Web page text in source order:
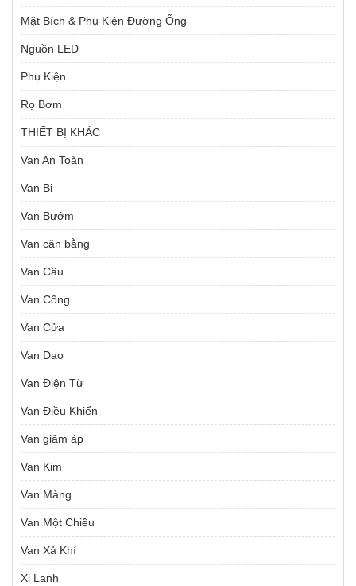
Mặt Bích & Phụ Kiện Đường Ống
Nguồn LED
Phụ Kiện
Rọ Bơm
THIẾT BỊ KHÁC
Van An Toàn
Van Bi
Van Bướm
Van cân bằng
Van Cầu
Van Cổng
Van Cửa
Van Dao
Van Điện Từ
Van Điều Khiển
Van giảm áp
Van Kim
Van Màng
Van Một Chiều
Van Xả Khí
Xi Lanh